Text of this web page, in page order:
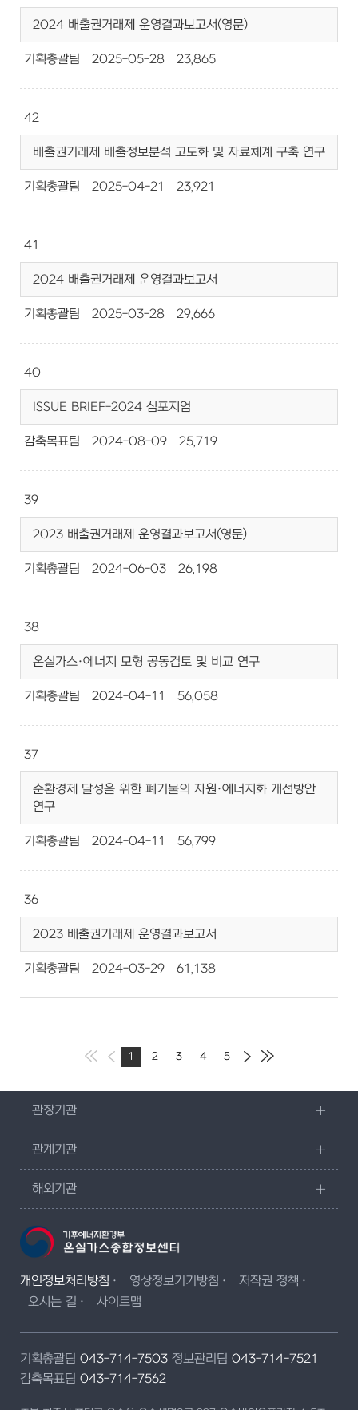
2024 배출권거래제 운영결과보고서(영문)
기획총괄팀 2025-05-28 23,865
42
배출권거래제 배출정보분석 고도화 및 자료체계 구축 연구
기획총괄팀 2025-04-21 23,921
41
2024 배출권거래제 운영결과보고서
기획총괄팀 2025-03-28 29,666
40
ISSUE BRIEF-2024 심포지엄
감축목표팀 2024-08-09 25,719
39
2023 배출권거래제 운영결과보고서(영문)
기획총괄팀 2024-06-03 26,198
38
온실가스·에너지 모형 공동검토 및 비교 연구
기획총괄팀 2024-04-11 56,058
37
순환경제 달성을 위한 폐기물의 자원·에너지화 개선방안
연구
기획총괄팀 2024-04-11 56,799
36
2023 배출권거래제 운영결과보고서
기획총괄팀 2024-03-29 61,138
1 2 3 4 5
관장기관
관계기관
해외기관
개인정보처리방침 영상정보기기방침
저작권 정책
오시는 길
사이트맵
기획총괄팀 043-714-7503 정보관리팀 043-714-7521
감축목표팀 043-714-7562